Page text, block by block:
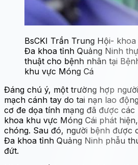
BsCKI Trần Trung Hội-
Đa khoa tỉnh Quảng Ninh
thuật cho bệnh nhân tại
khu vực Móng Cá
Đáng chú ý, một trường hợp
mạch cánh tay do tai nạn lao
cơ đe dọa tính mạng đã được
khoa khu vực Móng Cái phát
chóng. Sau đó, người bệnh được
Đa khoa tỉnh Quảng Ninh phẫu
đứt.